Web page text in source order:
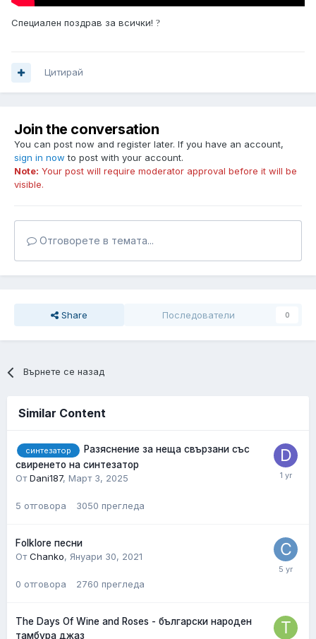
Специален поздрав за всички! ?
Цитирай
Join the conversation
You can post now and register later. If you have an account,
sign in now to post with your account.
Note: Your post will require moderator approval before it will be
visible.
Отговорете в темата...
Share Последователи 0
Върнете се назад
Similar Content
синтезатор
Разяснение за неща свързани със
свиренето на синтезатор
ОтDani187, Март 3, 2025
5 отговора 3050 прегледа
Folklore песни
ОтChanko, Януари 30, 2021
0 отговора 2760 прегледа
The Days Of Wine and Roses - български народен
тамбура джаз